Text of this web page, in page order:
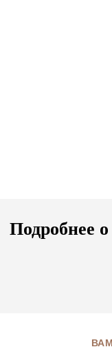
Подробнее